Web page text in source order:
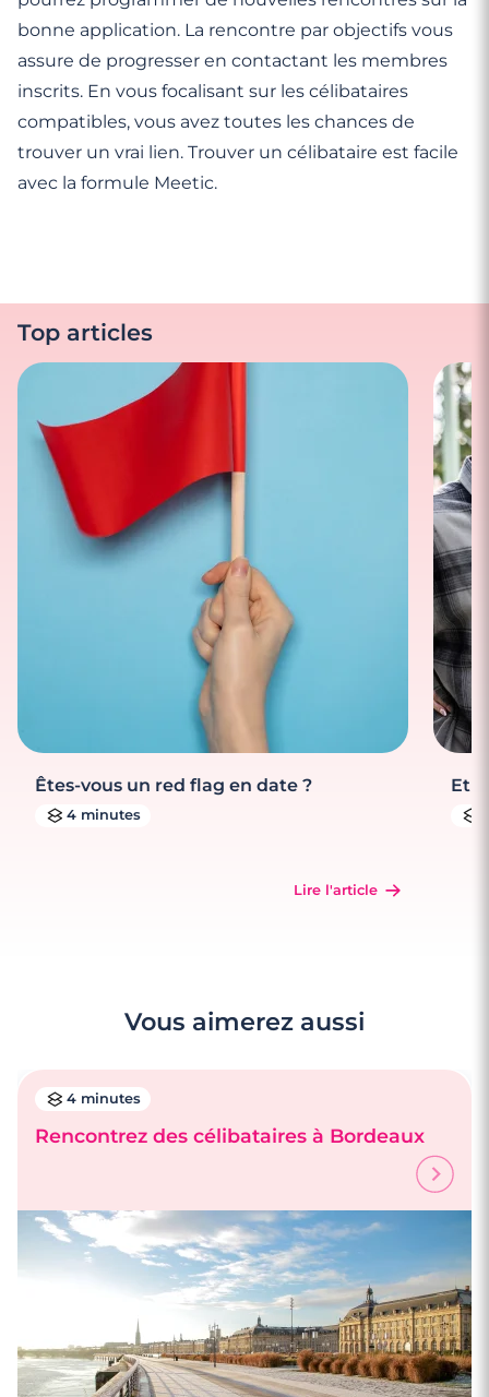
bonne application. La rencontre par objectifs vous
assure de progresser en contactant les membres
inscrits. En vous focalisant sur les célibataires
compatibles, vous avez toutes les chances de
trouver un vrai lien. Trouver un célibataire est facile
avec la formule Meetic.
Top articles
Êtes-vous un red flag en date ?
4 minutes
Lire l'article
Et
Vous aimerez aussi
4 minutes
Rencontrez des célibataires à Bordeaux